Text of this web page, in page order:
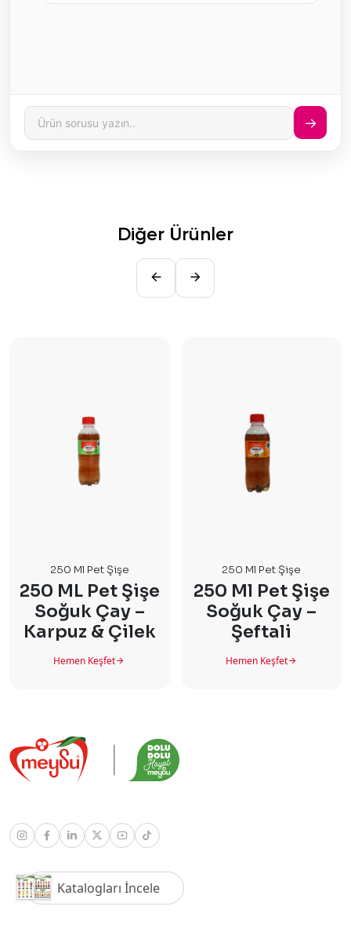
→
Diğer Ürünler
250 Ml Pet Şişe
250 ML Pet Şişe
Soğuk Çay –
Karpuz & Çilek
Hemen Keşfet
250 Ml Pet Şişe
250 Ml Pet Şişe
Soğuk Çay –
Şeftali
Hemen Keşfet
Katalogları İncele